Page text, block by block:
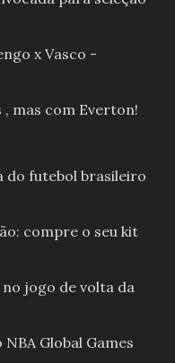
x Vasco -
, mas com Everton!
do futebol brasileiro
compre o seu kit
jogo de volta da
Global Games